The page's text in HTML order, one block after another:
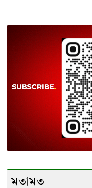
মতামত